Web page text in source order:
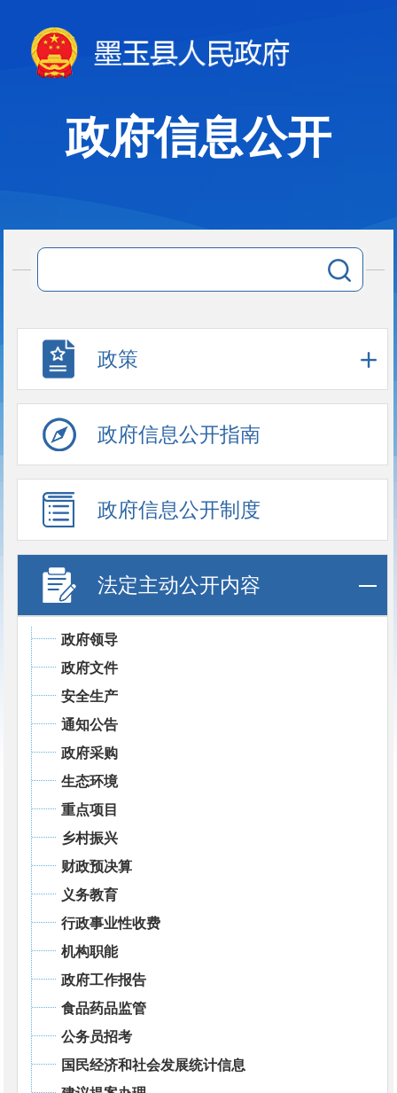
政府信息公开
政策
政府信息公开指南
政府信息公开制度
法定主动公开内容
政府领导
政府文件
安全生产
通知公告
政府采购
生态环境
重点项目
乡村振兴
财政预决算
义务教育
行政事业性收费
机构职能
政府工作报告
食品药品监管
公务员招考
国民经济和社会发展统计信息